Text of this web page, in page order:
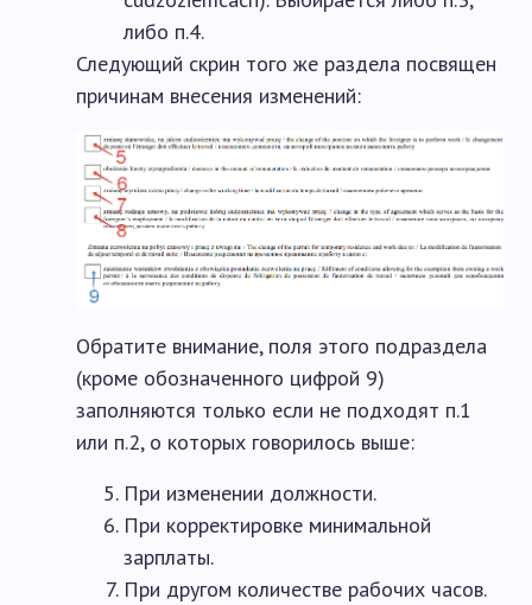
либо п.4.
Следующий скрин того же раздела посвящен
причинам внесения изменений:
Обратите внимание, поля этого подраздела
(кроме обозначенного цифрой 9)
заполняются только если не подходят п.1
или п.2, о которых говорилось выше:
При изменении должности.
При корректировке минимальной
зарплаты.
При другом количестве рабочих часов.